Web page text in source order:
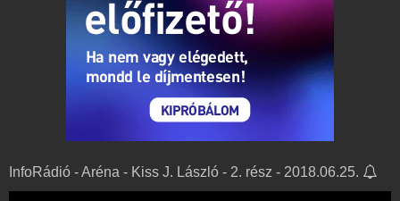
InfoRádió - Aréna - Kiss J. László - 2. rész - 2018.06.25.